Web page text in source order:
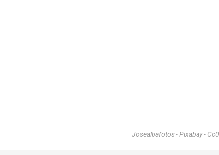
Josealbafotos - Pixabay - Cc0